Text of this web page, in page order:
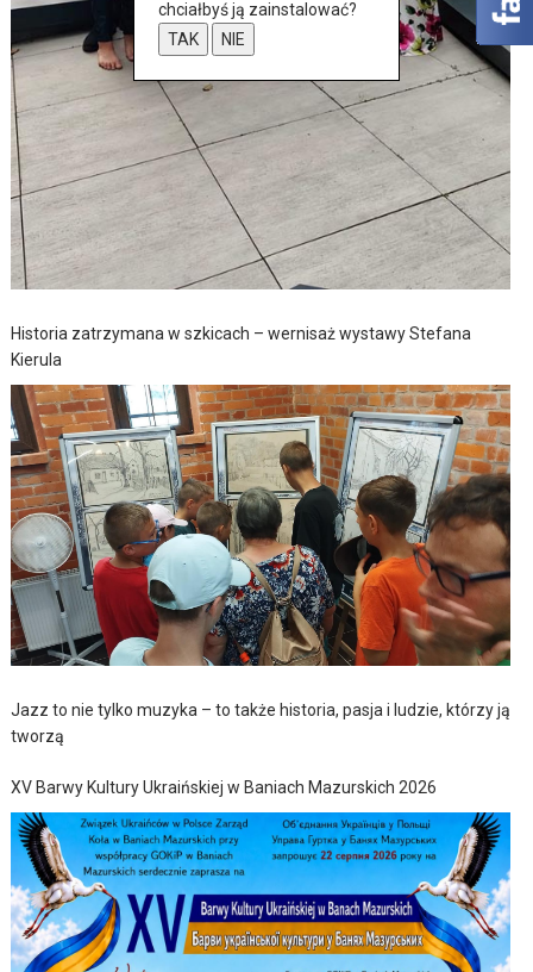
Historia zatrzymana w szkicach – wernisaż wystawy Stefana
Kierula
Jazz to nie tylko muzyka – to także historia, pasja i ludzie, którzy ją
tworzą
XV Barwy Kultury Ukraińskiej w Baniach Mazurskich 2026
chciałbyś ją zainstalować?
TAK
NIE